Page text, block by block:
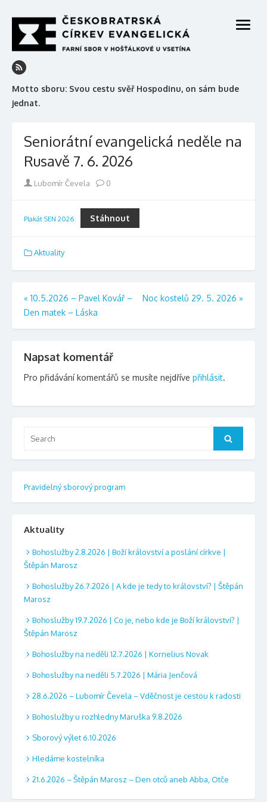
to
content
Motto sboru: Svou cestu svěř Hospodinu, on sám bude
jednat.
open
Seniorátní evangelická neděle na
Rusavě 7. 6. 2026
Author
Lubomír Čevela 0
Plakát SEN 2026 Stáhnout
Aktuality
Navigace
pro
« 10.5.2026 – Pavel Kovář –
Den matek – Láska
Noc kostelů 29. 5. 2026 »
Napsat komentář
Pro přidávání komentářů se musíte nejdříve přihlásit.
Search
Pravidelný sborový program
Aktuality
Bohoslužby 2.8.2026 | Boží království a poslání církve |
Štěpán Marosz
Bohoslužby 26.7.2026 | A kde je tedy to království? | Štěpán
Marosz
Bohoslužby 19.7.2026 | Co je, nebo kde je Boží království? |
Štěpán Marosz
Bohoslužby na neděli 12.7.2026 | Kornelius Novak
Bohoslužby na neděli 5.7.2026 | Mária Jenčová
28.6.2026 – Lubomír Čevela – Vděčnost je cestou k radosti
Bohoslužby u rozhledny Maruška 9.8.2026
Sborový výlet 6.10.2026
Hledáme kostelníka
21.6.2026 – Štěpán Marosz – Den otců aneb Abba, Otče